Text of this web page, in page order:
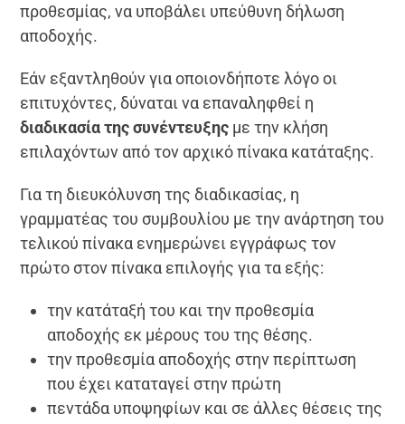
προθεσμίας, να υποβάλει υπεύθυνη δήλωση
αποδοχής.
Εάν εξαντληθούν για οποιονδήποτε λόγο οι
επιτυχόντες, δύναται να επαναληφθεί η
διαδικασία της συνέντευξης με την κλήση
επιλαχόντων από τον αρχικό πίνακα κατάταξης.
Για τη διευκόλυνση της διαδικασίας, η
γραμματέας του συμβουλίου με την ανάρτηση του
τελικού πίνακα ενημερώνει εγγράφως τον
πρώτο στον πίνακα επιλογής για τα εξής:
την κατάταξή του και την προθεσμία
αποδοχής εκ μέρους του της θέσης.
την προθεσμία αποδοχής στην περίπτωση
που έχει καταταγεί στην πρώτη
πεντάδα υποψηφίων και σε άλλες θέσεις της